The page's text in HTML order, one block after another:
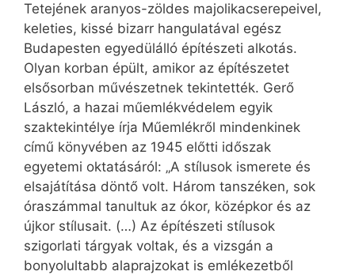
Tetejének aranyos-zöldes majolikacserepeivel,
keleties, kissé bizarr hangulatával egész
Budapesten egyedülálló építészeti alkotás.
Olyan korban épült, amikor az építészetet
elsősorban művészetnek tekintették. Gerő
László, a hazai műemlékvédelem egyik
szaktekintélye írja Műemlékről mindenkinek
című könyvében az 1945 előtti időszak
egyetemi oktatásáról: „A stílusok ismerete és
elsajátítása döntő volt. Három tanszéken, sok
óraszámmal tanultuk az ókor, középkor és az
újkor stílusait. (…) Az építészeti stílusok
szigorlati tárgyak voltak, és a vizsgán a
bonyolultabb alaprajzokat is emlékezetből